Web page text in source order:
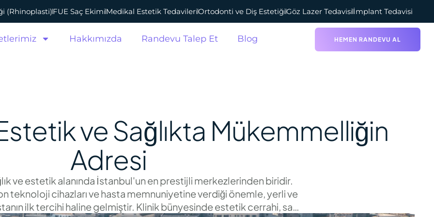
(Rhinoplasti)FUE Saç EkimiMedikal Estetik TedavileriOrtodonti ve Diş EstetiğiGöz Lazer Tedavisiİmplant Tedavisi
Hakkımızda Randevu Talep Et Blog HEMEN RANDEVU AL
ve Sağlıkta Mükemmelliğin
Adresi
ve estetik alanında İstanbul'un en prestijli merkezlerinden biridir.
teknoloji cihazları ve hasta memnuniyetine verdiği önemle, yerli ve
ilk tercihi haline gelmiştir. Klinik bünyesinde estetik cerrahi, saç